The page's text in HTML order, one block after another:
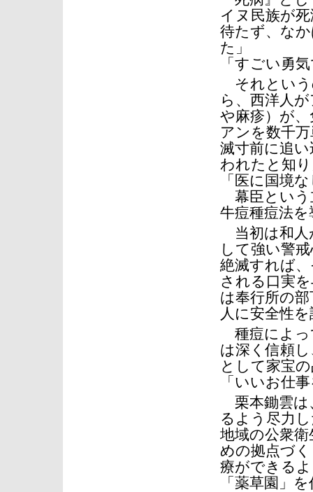
イヌ民族が
待たず、な
た」
「すごい勇
それという
ら、西洋人
や麻疹）が
アンを数千
滅寸前に追
われたと知
「医に国境
幕臣という
牛痘種痘法
当初は和人
して強い警
絶滅すれば
される口実
は奉行所の
人に安全性
種痘によっ
は深く信頼
として家宝
「いいお仕
栗本鋤雲は
るよう尽力
地域の公衆
めの拠点づ
療ができる
「薬草園」